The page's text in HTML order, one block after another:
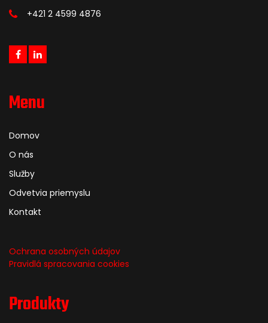
+421 2 4599 4876
Menu
Domov
O nás
Služby
Odvetvia priemyslu
Kontakt
Ochrana osobných údajov
Pravidlá spracovania cookies
Produkty